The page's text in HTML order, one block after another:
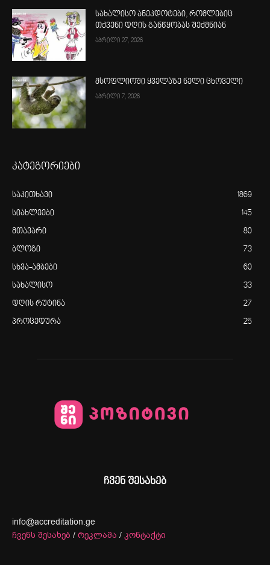
სახალისო ანეკდოტები, რომლებიც
თქვენი დღის განწყობას შექმნიან
აპრილი 27, 2026
მსოფლიოში ყველაზე ნელი ცხოველი
აპრილი 7, 2026
კატეგორიები
საკითხავი 1869
სიახლეები 145
მთავარი 80
ბლოგი 73
სხვა-ამბები 60
სახალისო 33
დღის რუტინა 27
პროცედურა 25
ჩვენ შესახებ
info@accreditation.ge
ჩვენს შესახებ / რეკლამა / კონტაქტი